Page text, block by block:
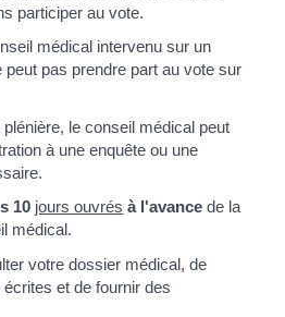
participer au vote.
médical intervenu sur un
pas prendre part au vote sur
le conseil médical peut
à une enquête ou une
10 jours ouvrés à l'avance de la
médical.
votre dossier médical, de
et de fournir des